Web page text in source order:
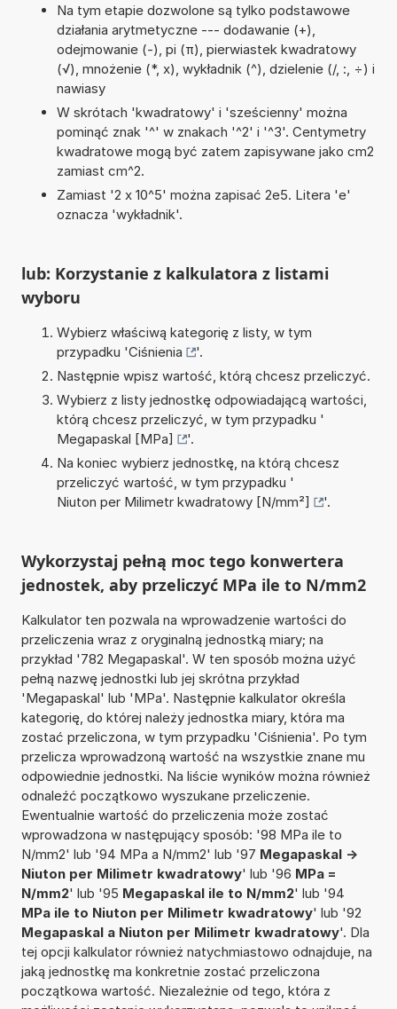
Na tym etapie dozwolone są tylko podstawowe
działania arytmetyczne --- dodawanie (+),
odejmowanie (-), pi (π), pierwiastek kwadratowy
(√), mnożenie (*, x), wykładnik (^), dzielenie (/, :, ÷) i
nawiasy
W skrótach 'kwadratowy' i 'sześcienny' można
pominąć znak '^' w znakach '^2' i '^3'. Centymetry
kwadratowe mogą być zatem zapisywane jako cm2
zamiast cm^2.
Zamiast '2 x 10^5' można zapisać 2e5. Litera 'e'
oznacza 'wykładnik'.
lub: Korzystanie z kalkulatora z listami
wyboru
Wybierz właściwą kategorię z listy, w tym
przypadku 'Ciśnienia
'.
Następnie wpisz wartość, którą chcesz przeliczyć.
Wybierz z listy jednostkę odpowiadającą wartości,
którą chcesz przeliczyć, w tym przypadku '
Megapaskal [MPa]
'.
Na koniec wybierz jednostkę, na którą chcesz
przeliczyć wartość, w tym przypadku '
Niuton per Milimetr kwadratowy [N/mm²]
'.
Wykorzystaj pełną moc tego konwertera
jednostek, aby przeliczyć MPa ile to N/mm2
Kalkulator ten pozwala na wprowadzenie wartości do
przeliczenia wraz z oryginalną jednostką miary; na
przykład '782 Megapaskal'. W ten sposób można użyć
pełną nazwę jednostki lub jej skrótna przykład
'Megapaskal' lub 'MPa'. Następnie kalkulator określa
kategorię, do której należy jednostka miary, która ma
zostać przeliczona, w tym przypadku 'Ciśnienia'. Po tym
przelicza wprowadzoną wartość na wszystkie znane mu
odpowiednie jednostki. Na liście wyników można również
odnaleźć początkowo wyszukane przeliczenie.
Ewentualnie wartość do przeliczenia może zostać
wprowadzona w następujący sposób: '98 MPa ile to
N/mm2' lub '94 MPa a N/mm2' lub '97 Megapaskal ->
Niuton per Milimetr kwadratowy' lub '96 MPa =
N/mm2' lub '95 Megapaskal ile to N/mm2' lub '94
MPa ile to Niuton per Milimetr kwadratowy' lub '92
Megapaskal a Niuton per Milimetr kwadratowy'. Dla
tej opcji kalkulator również natychmiastowo odnajduje, na
jaką jednostkę ma konkretnie zostać przeliczona
początkowa wartość. Niezależnie od tego, która z